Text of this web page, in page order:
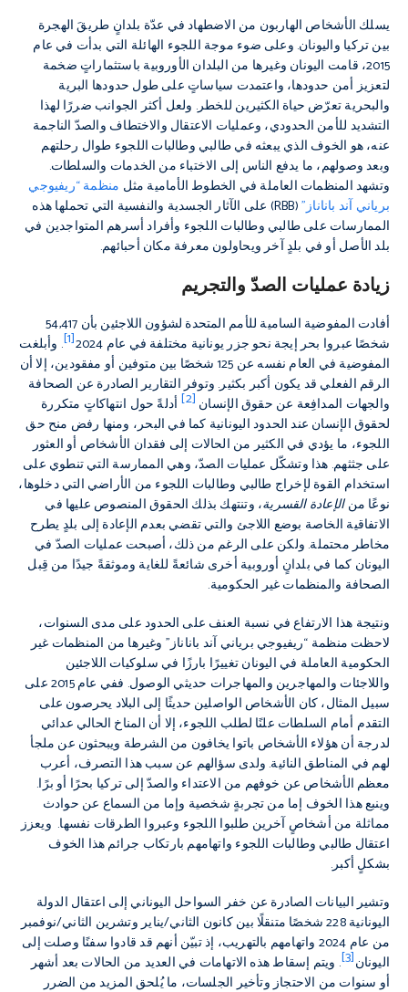
يسلك الأشخاص الهاربون من الاضطهاد في عدّة بلدانٍ طريقَ الهجرة
بين تركيا واليونان. وعلى ضوء موجة اللجوء الهائلة التي بدأت في عام
2015، قامت اليونان وغيرها من البلدان الأوروبية باستثماراتٍ ضخمة
لتعزيز أمن حدودها، واعتمدت سياساتٍ على طول حدودها البرية
والبحرية تعرّض حياة الكثيرين للخطر. ولعل أكثر الجوانب ضررًا لهذا
التشديد للأمن الحدودي، وعمليات الاعتقال والاختطاف والصدّ الناجمة
عنه، هو الخوف الذي يبعثه في طالبي وطالبات اللجوء طوال رحلتهم
وبعد وصولهم، ما يدفع الناس إلى الاختباء من الخدمات والسلطات.
وتشهد المنظمات العاملة في الخطوط الأمامية مثل منظمة “ريفيوجي
برياني آند باناناز”
(RBB) على الآثار الجسدية والنفسية التي تحملها هذه
الممارسات على طالبي وطالبات اللجوء وأفراد أسرهم المتواجدين في
بلد الأصل أو في بلدٍ آخر ويحاولون معرفة مكان أحبائهم.
زيادة عمليات الصدّ والتجريم
أفادت المفوضية السامية للأمم المتحدة لشؤون اللاجئين بأن 54,417
شخصًا عبروا بحر إيجة نحو جزر يونانية مختلفة في عام 2024
[1] . وأبلغت
المفوضية في العام نفسه عن 125 شخصًا بين متوفين أو مفقودين، إلا أن
الرقم الفعلي قد يكون أكبر بكثير. وتوفر التقارير الصادرة عن الصحافة
والجهات المدافِعة عن حقوق الإنسان [2]
أدلةً حول انتهاكاتٍ متكررة
لحقوق الإنسان عند الحدود اليونانية كما في البحر، ومنها رفض منح حق
اللجوء، ما يؤدي في الكثير من الحالات إلى فقدان الأشخاص أو العثور
على جثثهم. هذا وتشكّل عمليات الصدّ، وهي الممارسة التي تنطوي على
استخدام القوة لإخراج طالبي وطالبات اللجوء من الأراضي التي دخلوها،
نوعًا منالإعادة القسرية، وتنتهك بذلك الحقوق المنصوص عليها في
الاتفاقية الخاصة بوضع اللاجئ والتي تقضي بعدم الإعادة إلى بلدٍ يطرح
مخاطر محتملة. ولكن على الرغم من ذلك، أصبحت عمليات الصدّ في
اليونان كما في بلدانٍ أوروبية أخرى شائعةً للغاية وموثقةً جيدًا من قِبل
الصحافة والمنظمات غير الحكومية.
ونتيجة هذا الارتفاع في نسبة العنف على الحدود على مدى السنوات،
لاحظت منظمة “ريفيوجي برياني آند باناناز” وغيرها من المنظمات غير
الحكومية العاملة في اليونان تغييرًا بارزًا في سلوكيات اللاجئين
واللاجئات والمهاجرين والمهاجرات حديثي الوصول. ففي عام 2015 على
سبيل المثال، كان الأشخاص الواصلين حديثًا إلى البلاد يحرصون على
التقدم أمام السلطات علنًا لطلب اللجوء، إلا أن المناخ الحالي عدائي
لدرجة أن هؤلاء الأشخاص باتوا يخافون من الشرطة ويبحثون عن ملجأ
لهم في المناطق النائية. ولدى سؤالهم عن سبب هذا التصرف، أعرب
معظم الأشخاص عن خوفهم من الاعتداء والصدّ إلى تركيا بحرًا أو برًا.
وينبع هذا الخوف إما من تجربةٍ شخصية وإما من السماع عن حوادث
مماثلة من أشخاصٍ آخرين طلبوا اللجوء وعبروا الطرقات نفسها. ويعزز
اعتقال طالبي وطالبات اللجوء واتهامهم بارتكاب جرائم هذا الخوف
بشكلٍ أكبر.
وتشير البيانات الصادرة عن خفر السواحل اليوناني إلى اعتقال الدولة
اليونانية 228 شخصًا متنقلًا بين كانون الثاني/يناير وتشرين الثاني/نوفمبر
من عام 2024 واتهامهم بالتهريب، إذ تبيّن أنهم قد قادوا سفنًا وصلت إلى
اليونان[3] . ويتم إسقاط هذه الاتهامات في العديد من الحالات بعد أشهر
أو سنوات من الاحتجاز وتأخير الجلسات، ما يُلحق المزيد من الضرر